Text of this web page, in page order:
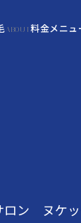
ABOUT 料金メニュ
ン ヌケッ